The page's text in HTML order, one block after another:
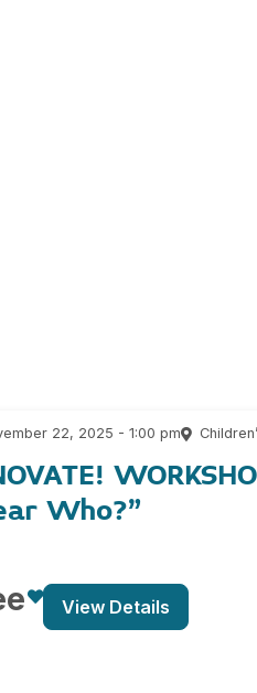
22, 2025 - 1:00 pm
Who?”
View Details